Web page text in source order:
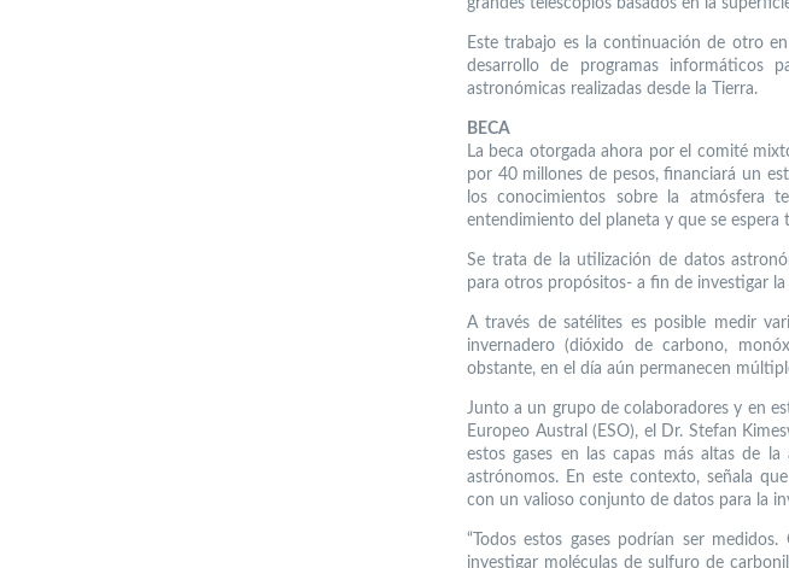
Este trabajo es la continuación de otro
desarrollo de programas informáticos
astronómicas realizadas desde la Tierra.
BECA
La beca otorgada ahora por el comité
por 40 millones de pesos, financiará un
los conocimientos sobre la atmósfera
entendimiento del planeta y que se
Se trata de la utilización de datos
para otros propósitos- a fin de investigar
A través de satélites es posible medir
invernadero (dióxido de carbono,
obstante, en el día aún permanecen
Junto a un grupo de colaboradores y en
Europeo Austral (ESO), el Dr. Stefan
estos gases en las capas más altas de
astrónomos. En este contexto, señala
con un valioso conjunto de datos para la
“Todos estos gases podrían ser
investigar moléculas de sulfuro de